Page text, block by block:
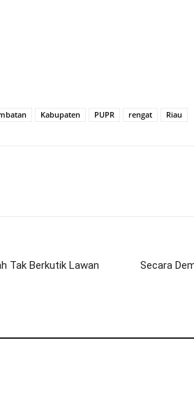
Kabupaten PUPR rengat Riau
Tak Berkutik Lawan
Secara